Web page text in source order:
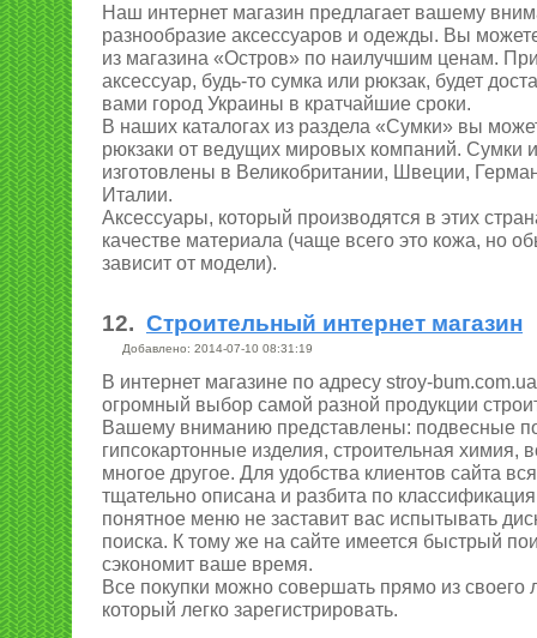
Наш интернет магазин предлагает вашему
разнообразие аксессуаров и одежды. Вы
из магазина «Остров» по наилучшим ценам.
аксессуар, будь-то сумка или рюкзак, будет
вами город Украины в кратчайшие сроки.
В наших каталогах из раздела «Сумки» вы
рюкзаки от ведущих мировых компаний. Сумки
изготовлены в Великобритании, Швеции,
Италии.
Аксессуары, который производятся в этих
качестве материала (чаще всего это кожа, но
зависит от модели).
12. Строительный интернет магазин
Добавлено: 2014-07-10 08:31:19
В интернет магазине по адресу stroy-
огромный выбор самой разной продукции
Вашему вниманию представлены: подвесные
гипсокартонные изделия, строительная химия,
многое другое. Для удобства клиентов сайта
тщательно описана и разбита по
понятное меню не заставит вас испытывать
поиска. К тому же на сайте имеется быстрый
сэкономит ваше время.
Все покупки можно совершать прямо из своего
который легко зарегистрировать.